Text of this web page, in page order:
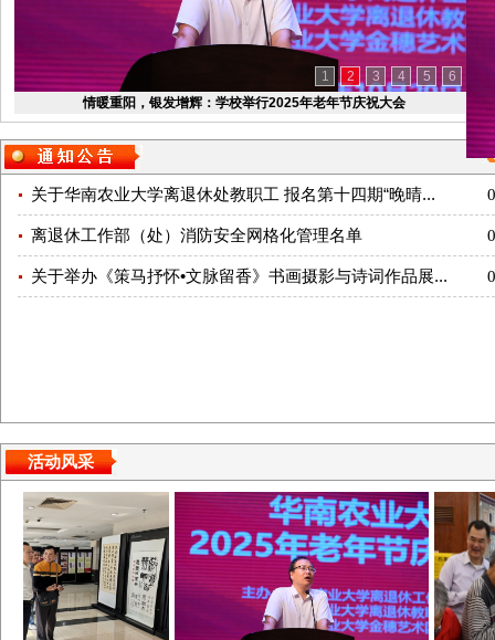
1 2 3 4 5
6
情暖重阳，银发增辉：学校举行2025年老年节庆祝大会
关于华南农业大学离退休处教职工 报名第十四期“晚晴...
离退休工作部（处）消防安全网格化管理名单
关于举办《策马抒怀•文脉留香》书画摄影与诗词作品展...
活动风采